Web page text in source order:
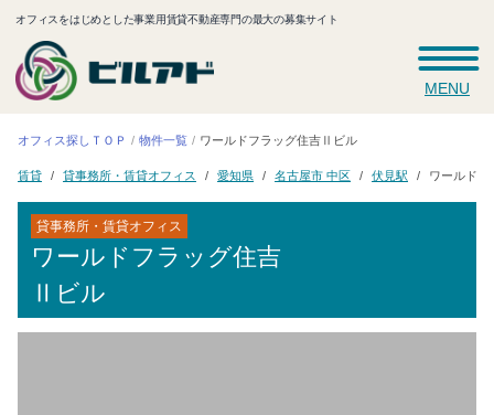
オフィスをはじめとした事業用賃貸不動産専門の最大の募集サイト
MENU
オフィス探しＴＯＰ 物件一覧 ワールドフラッグ住吉Ⅱビル
賃貸 貸事務所・賃貸オフィス 愛知県 名古屋市 中区 伏見駅 ワールド
貸事務所・賃貸オフィス
ワールドフラッグ住吉
Ⅱビル